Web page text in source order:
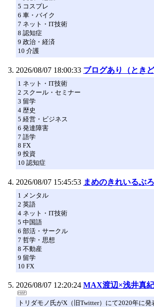
5 コスプレ
6 車・バイク
7 ネット・IT技術
8 認知症
9 政治・経済
10 介護
2026/08/07 18:00:33 ブログあり（ときど
1 ネット・IT技術
2 スクール・セミナー
3 留学
4 歴史
5 経営・ビジネス
6 発達障害
7 語学
8 FX
9 投資
10 認知症
2026/08/07 15:45:53 まめのきれいるぶ
1 メンタル
2 英語
4 ネット・IT技術
5 中国語
6 部活・サークル
7 哲学・思想
8 不動産
9 留学
10 FX
2026/08/07 12:20:24 MAX渡辺×浅井真
トリダモノ氏がX（旧Twitter）にて2020年に発